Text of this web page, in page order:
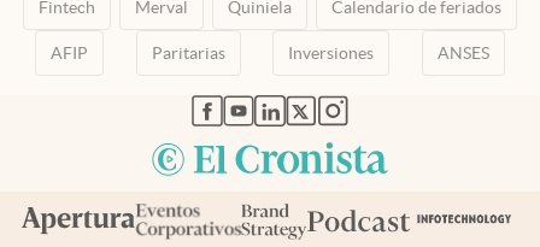
Fintech Merval Quiniela Calendario de feriados
AFIP Paritarias Inversiones ANSES
abre en nueva pestaña
abre en nueva pestaña
abre en nueva pestaña
abre en nueva pestaña
abre en nueva pestaña